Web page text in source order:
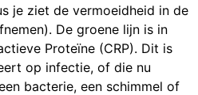
je ziet de vermoeidheid in de
De groene lijn is in
Proteïne (CRP). Dit is
op infectie, of die nu
bacterie, een schimmel of